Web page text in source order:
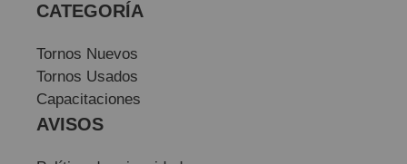
CATEGORÍA
Tornos Nuevos
Tornos Usados
Capacitaciones
AVISOS